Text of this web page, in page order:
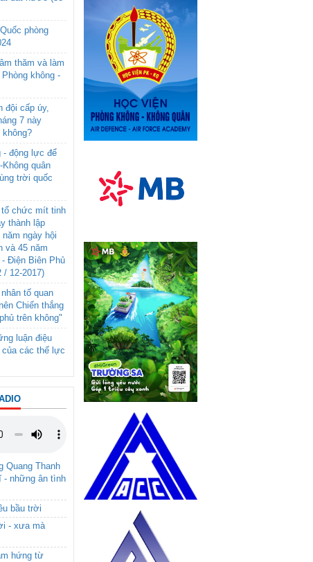
phòng
thăm và làm
không -
đội cấp úy,
7 này
- động lực để
Không quân
trời quốc
tổ chức mít tinh
thành lập
ngày hội
và 45 năm
- Điện Biên Phủ
/ 12-2017)
tố quan
Chiến thắng
trên không"
luận điệu
của các thế lực
Quang Thanh
- những ân tình
bầu trời
- xưa mà
hứng từ